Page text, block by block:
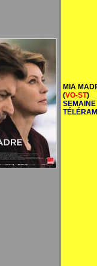
MIA
(VO-ST)
SEMAINE